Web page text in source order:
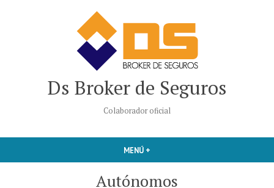
Ds Broker de Seguros
Colaborador oficial
MENÚ +
Autónomos